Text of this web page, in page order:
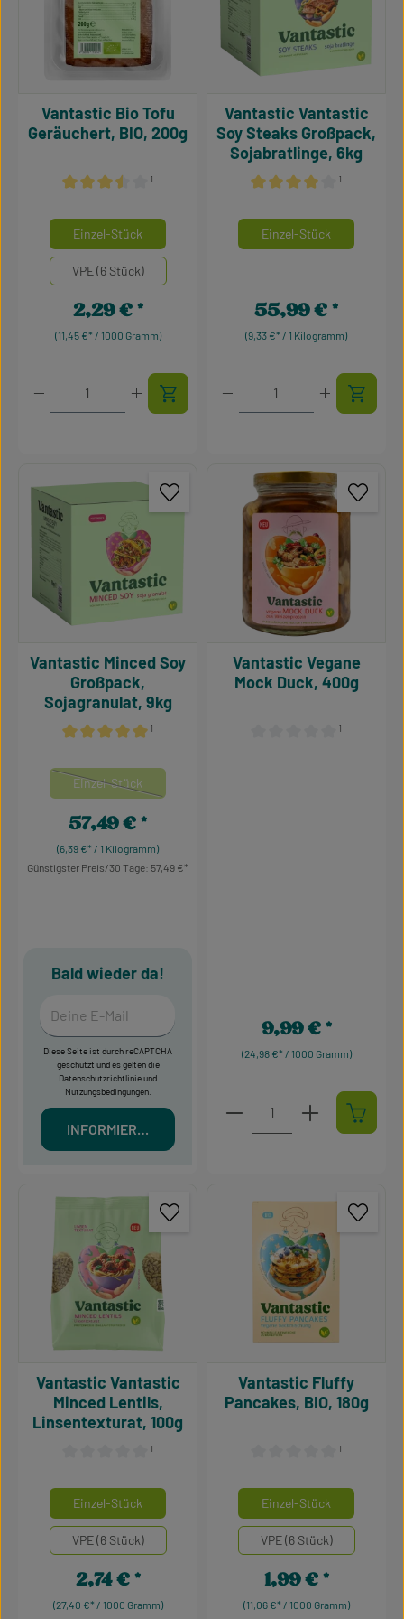
¹
Vantastic Bio Tofu
Geräuchert, BIO, 200g
Mengeneinheiten auswählen
Einzel-Stück
VPE (6 Stück)
(11,45 €* / 1000 Gramm)
Regulärer Preis:
2,29 €
Produkt Anzahl: Gib den gewünschten Wert ein
¹
Vantastic Vantastic
Soy Steaks Großpack,
Sojabratlinge, 6kg
Mengeneinheiten auswählen
Einzel-Stück
(9,33 €* / 1 Kilogramm)
Regulärer Preis:
55,99 €
Produkt Anzahl: Gib
¹
Vantastic Minced Soy
Großpack,
Sojagranulat, 9kg
Mengeneinheiten auswählen
Einzel-Stück
(Diese Option ist zurzeit nicht verfügbar.)
(6,39 €* / 1 Kilogramm)
Regulärer Preis:
57,49 €
Günstigster Preis/30 Tage: 57,49 €
Bald wieder da!
Diese Seite ist durch reCAPTCHA
geschützt und es gelten die
Datenschutzrichtlinieund
Nutzungsbedingungen.
INFORMIERT MICH
¹
Vantastic Vegane
Mock Duck, 400g
(24,98 €* / 1000 Gramm)
Regulärer Preis:
9,99 €
Produkt Anzahl: Gib
¹
Vantastic Vantastic
Minced Lentils,
Linsentexturat, 100g
Mengeneinheiten auswählen
Einzel-Stück
VPE (6 Stück)
(27,40 €* / 1000 Gramm)
Regulärer Preis:
2,74 €
¹
Vantastic Fluffy
Pancakes, BIO, 180g
Mengeneinheiten auswählen
Einzel-Stück
VPE (6 Stück)
(11,06 €* / 1000 Gramm)
Regulärer Preis:
1,99 €